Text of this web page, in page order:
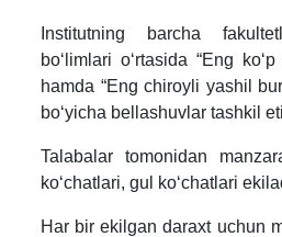
Institutning barcha
boʻlimlari oʻrtasida “Eng
hamda “Eng chiroyli yashil
boʻyicha bellashuvlar tashkil
Talabalar tomonidan
koʻchatlari, gul koʻchatlari
Har bir ekilgan daraxt uchun